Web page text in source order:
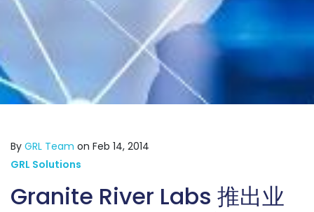
By GRL Team on Feb 14, 2014
GRL Solutions
Granite River Labs 推出业